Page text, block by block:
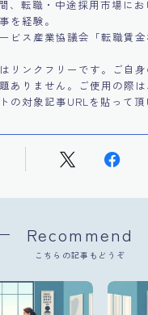
、転職・中途採用市場に
を経験。
ビス産業協議会「転職賃
リンクフリーです。ご自
ありません。ご使用の際
の対象記事URLを貼って頂
Recommend
こちらの記事もどうぞ